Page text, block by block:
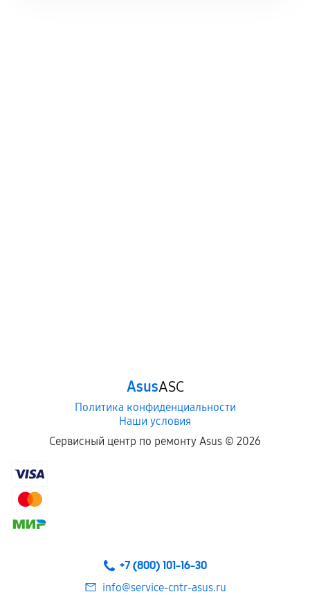
AsusASC
Политика конфиденциальности
Наши условия
Сервисный центр по ремонту Asus © 2026
+7 (800) 101-16-30
info@service-cntr-asus.ru